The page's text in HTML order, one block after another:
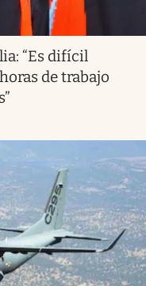
“Es difícil
de trabajo